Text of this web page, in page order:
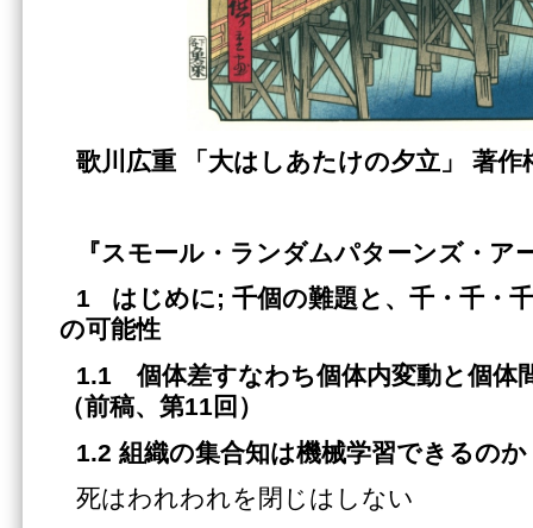
歌川広重 「大はしあたけの夕立」 著作
『スモール・ランダムパターンズ・ア
1 はじめに; 千個の難題と、千・千・
の可能性
1.1 個体差すなわち個体内変動と個体
（前稿、第11回）
1.2 組織の集合知は機械学習できるの
死はわれわれを閉じはしない